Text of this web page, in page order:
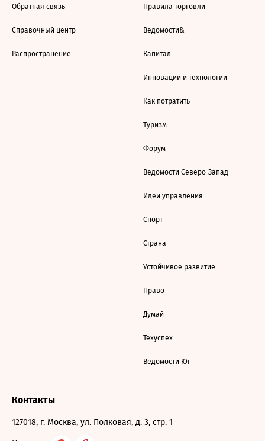
Обратная связь
Справочный центр
Распространение
Правила торговли
Ведомости&
Капитал
Инновации и технологии
Как потратить
Туризм
Форум
Ведомости Северо-Запад
Идеи управления
Спорт
Страна
Устойчивое развитие
Право
Думай
Техуспех
Ведомости Юг
Контакты
127018, г. Москва, ул. Полковая, д. 3, стр. 1